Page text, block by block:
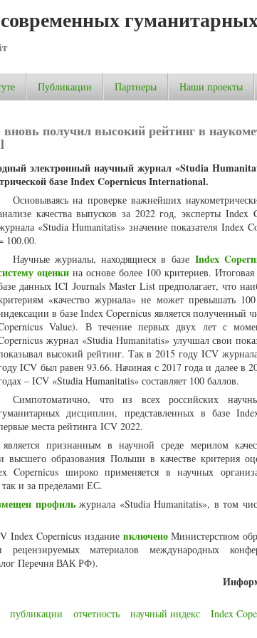
Публикации Партнеры Наши проекты
получил высокий рейтинг в
электронный научный журнал «Studia
базе Index Copernicus International.
Основываясь на проверке важнейших
качества выпусков за 2022 год, эксперты Index
«Studia Humanitatis» значение показателя Index
100.00.
Научные журналы, находящиеся в базе Index
оценки на основе более 100 критериев.
данных ICI Journals Master List предполагает, что
«качество журнала» не может превышать
в базе Index Copernicus является полученный
Value). В течение первых двух лет с
журнал «Studia Humanitatis» улучшал свои
высокий рейтинг. Так в 2015 году ICV
ICV был равен 93.66. Начиная с 2017 года и далее в
– ICV «Studia Humanitatis» составляет 100 баллов.
Симпотоматично, что из всех российских
дисциплин, представленных в базе
места рейтинга ICV 2022.
признанным в научной среде мерилом
образования Польши в качестве критерия
Copernicus широко применяется в научных
и за пределами ЕС.
профильжурнала «Studia Humanitatis», в том
Index Copernicus издание включеноМинистерством
материалов международных
Перечня ВАК РФ).
публикации отчетность научный индекс Index